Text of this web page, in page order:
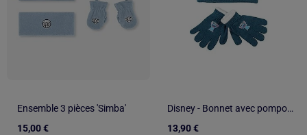
Ensemble 3 pièces 'Simba'
15,00 €
Disney - Bonnet avec pompom et gants avec personnages
13,90 €